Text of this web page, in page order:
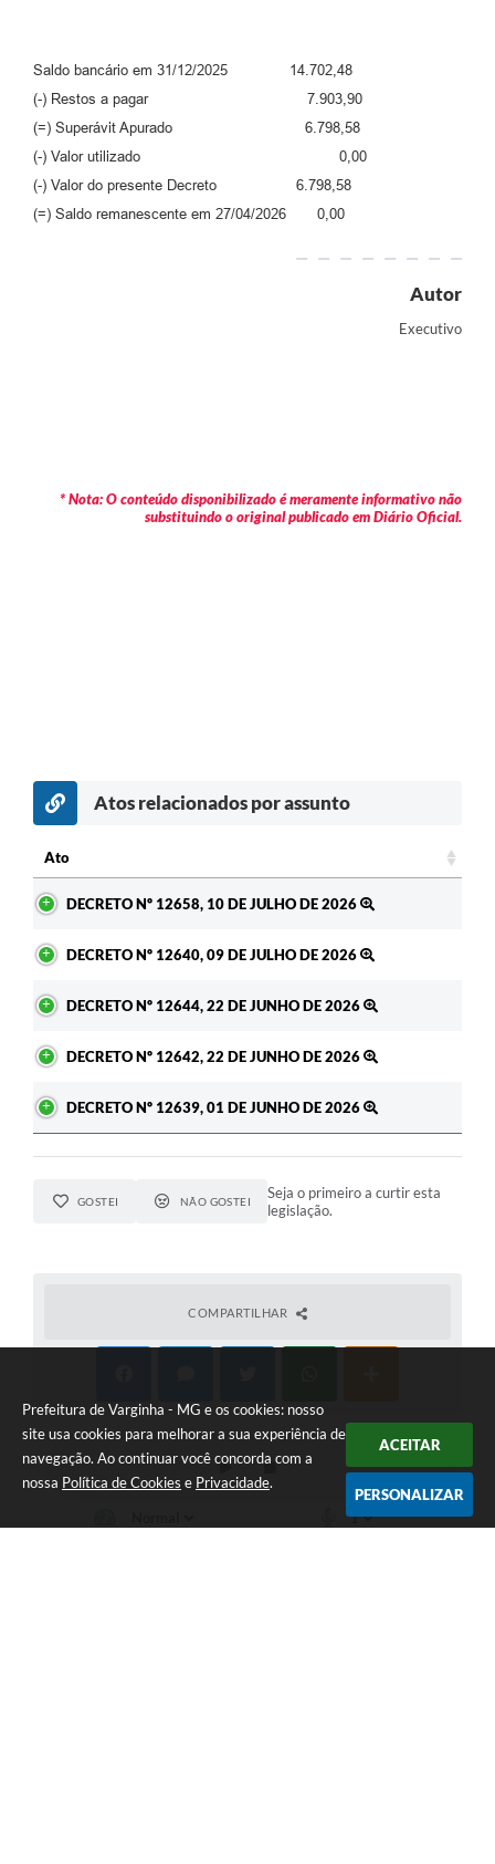
Prefeitura de Varginha - MG e os cookies: nosso
site usa cookies para melhorar a sua experiência de
navegação. Ao continuar você concorda com a
nossa Política de Cookies e Privacidade.
ACEITAR
PERSONALIZAR
Saldo bancário em 31/12/2025 14.702,48
(-) Restos a pagar 7.903,90
(=) Superávit Apurado 6.798,58
(-) Valor utilizado 0,00
(-) Valor do presente Decreto 6.798,58
(=) Saldo remanescente em 27/04/2026 0,00
Autor
Executivo
* Nota: O conteúdo disponibilizado é meramente informativo não
substituindo o original publicado em Diário Oficial.
Atos relacionados por assunto
Ato
DECRETO Nº 12658, 10 DE JULHO DE 2026
DECRETO Nº 12640, 09 DE JULHO DE 2026
DECRETO Nº 12644, 22 DE JUNHO DE 2026
DECRETO Nº 12642, 22 DE JUNHO DE 2026
DECRETO Nº 12639, 01 DE JUNHO DE 2026
GOSTEI NÃO GOSTEI
Seja o primeiro a curtir esta
legislação.
COMPARTILHAR